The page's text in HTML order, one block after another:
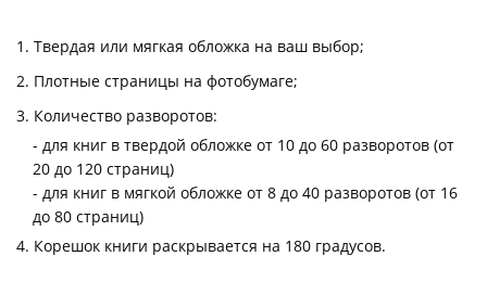
Твердая или мягкая обложка на ваш выбор;
Плотные страницы на фотобумаге;
Количество разворотов:
- для книг в твердой обложке от 10 до 60 разворотов (от
20 до 120 страниц)
- для книг в мягкой обложке от 8 до 40 разворотов (от 16
до 80 страниц)
Корешок книги раскрывается на 180 градусов.